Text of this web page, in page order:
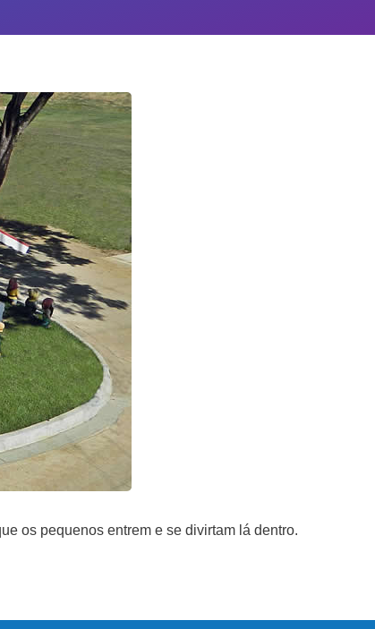
os pequenos entrem e se divirtam lá dentro.